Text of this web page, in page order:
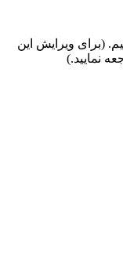
هستیم. (برای ویرایش این
نمایید.)